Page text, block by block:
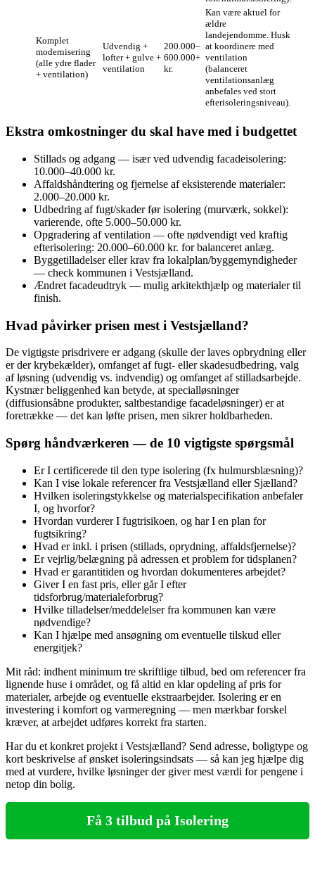
Komplet
modernisering
(alle ydre flader
+ ventilation)
Udvendig +
lofter + gulve +
ventilation
200.000–
600.000+
kr.
Kan være aktuel for
ældre
landejendomme. Husk
at koordinere med
ventilation
(balanceret
ventilationsanlæg
anbefales ved stort
efterisoleringsniveau).
Ekstra omkostninger du skal have med i budgettet
Stillads og adgang — især ved udvendig facadeisolering:
10.000–40.000 kr.
Affaldshåndtering og fjernelse af eksisterende materialer:
2.000–20.000 kr.
Udbedring af fugt/skader før isolering (murværk, sokkel):
varierende, ofte 5.000–50.000 kr.
Opgradering af ventilation — ofte nødvendigt ved kraftig
efterisolering: 20.000–60.000 kr. for balanceret anlæg.
Byggetilladelser eller krav fra lokalplan/byggemyndigheder
— check kommunen i Vestsjælland.
Ændret facadeudtryk — mulig arkitekthjælp og materialer til
finish.
Hvad påvirker prisen mest i Vestsjælland?
De vigtigste prisdrivere er adgang (skulle der laves opbrydning eller
er der krybekælder), omfanget af fugt- eller skadesudbedring, valg
af løsning (udvendig vs. indvendig) og omfanget af stilladsarbejde.
Kystnær beliggenhed kan betyde, at specialløsninger
(diffusionsåbne produkter, saltbestandige facadeløsninger) er at
foretrække — det kan løfte prisen, men sikrer holdbarheden.
Spørg håndværkeren — de 10 vigtigste spørgsmål
Er I certificerede til den type isolering (fx hulmursblæsning)?
Kan I vise lokale referencer fra Vestsjælland eller Sjælland?
Hvilken isoleringstykkelse og materialspecifikation anbefaler
I, og hvorfor?
Hvordan vurderer I fugtrisikoen, og har I en plan for
fugtsikring?
Hvad er inkl. i prisen (stillads, oprydning, affaldsfjernelse)?
Er vejrlig/belægning på adressen et problem for tidsplanen?
Hvad er garantitiden og hvordan dokumenteres arbejdet?
Giver I en fast pris, eller går I efter
tidsforbrug/materialeforbrug?
Hvilke tilladelser/meddelelser fra kommunen kan være
nødvendige?
Kan I hjælpe med ansøgning om eventuelle tilskud eller
energitjek?
Mit råd: indhent minimum tre skriftlige tilbud, bed om referencer fra
lignende huse i området, og få altid en klar opdeling af pris for
materialer, arbejde og eventuelle ekstraarbejder. Isolering er en
investering i komfort og varmeregning — men mærkbar forskel
kræver, at arbejdet udføres korrekt fra starten.
Har du et konkret projekt i Vestsjælland? Send adresse, boligtype og
kort beskrivelse af ønsket isoleringsindsats — så kan jeg hjælpe dig
med at vurdere, hvilke løsninger der giver mest værdi for pengene i
netop din bolig.
Få 3 tilbud på Isolering